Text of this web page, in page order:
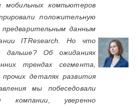
мобильных компьютеров
положительную
данным
ITResearch. Но что
дальше? Об ожиданиях
трендах сегмента,
деталях развития
мы побеседовали
компании, уверенно